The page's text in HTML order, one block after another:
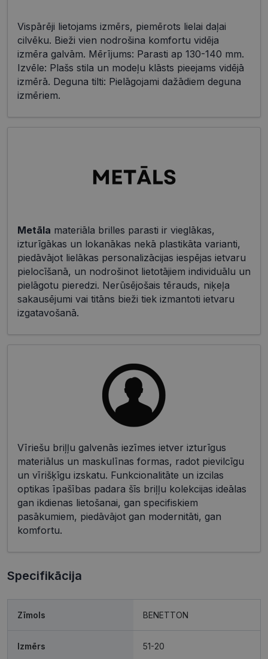
Vispārēji lietojams izmērs, piemērots lielai daļai
cilvēku. Bieži vien nodrošina komfortu vidēja
izmēra galvām. Mērījums: Parasti ap 130-140 mm.
Izvēle: Plašs stila un modeļu klāsts pieejams vidējā
izmērā. Deguna tilti: Pielāgojami dažādiem deguna
izmēriem.
Metāla materiāla brilles parasti ir vieglākas,
izturīgākas un lokanākas nekā plastikāta varianti,
piedāvājot lielākas personalizācijas iespējas ietvaru
pielocīšanā, un nodrošinot lietotājiem individuālu un
pielāgotu pieredzi. Nerūsējošais tērauds, niķeļa
sakausējumi vai titāns bieži tiek izmantoti ietvaru
izgatavošanā.
Vīriešu briļļu galvenās iezīmes ietver izturīgus
materiālus un maskulīnas formas, radot pievilcīgu
un vīrišķīgu izskatu. Funkcionalitāte un izcilas
optikas īpašības padara šīs briļļu kolekcijas ideālas
gan ikdienas lietošanai, gan specifiskiem
pasākumiem, piedāvājot gan modernitāti, gan
komfortu.
Specifikācija
Zīmols BENETTON
Izmērs 51-20